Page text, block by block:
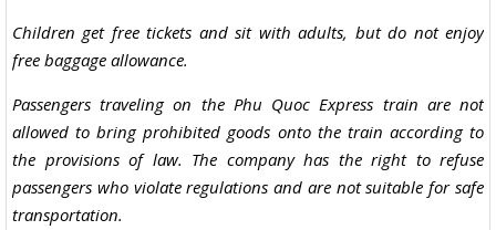
Children get free tickets and sit with adults, but do not enjoy
free baggage allowance.
Passengers traveling on the Phu Quoc Express train are not
allowed to bring prohibited goods onto the train according to
the provisions of law. The company has the right to refuse
passengers who violate regulations and are not suitable for safe
transportation.